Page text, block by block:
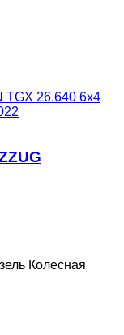
TGX 26.640 6x4
Колесная